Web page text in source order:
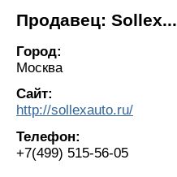
Продавец: Sollex...
Город:
Москва
Сайт:
http://sollexauto.ru/
Телефон:
+7(499) 515-56-05